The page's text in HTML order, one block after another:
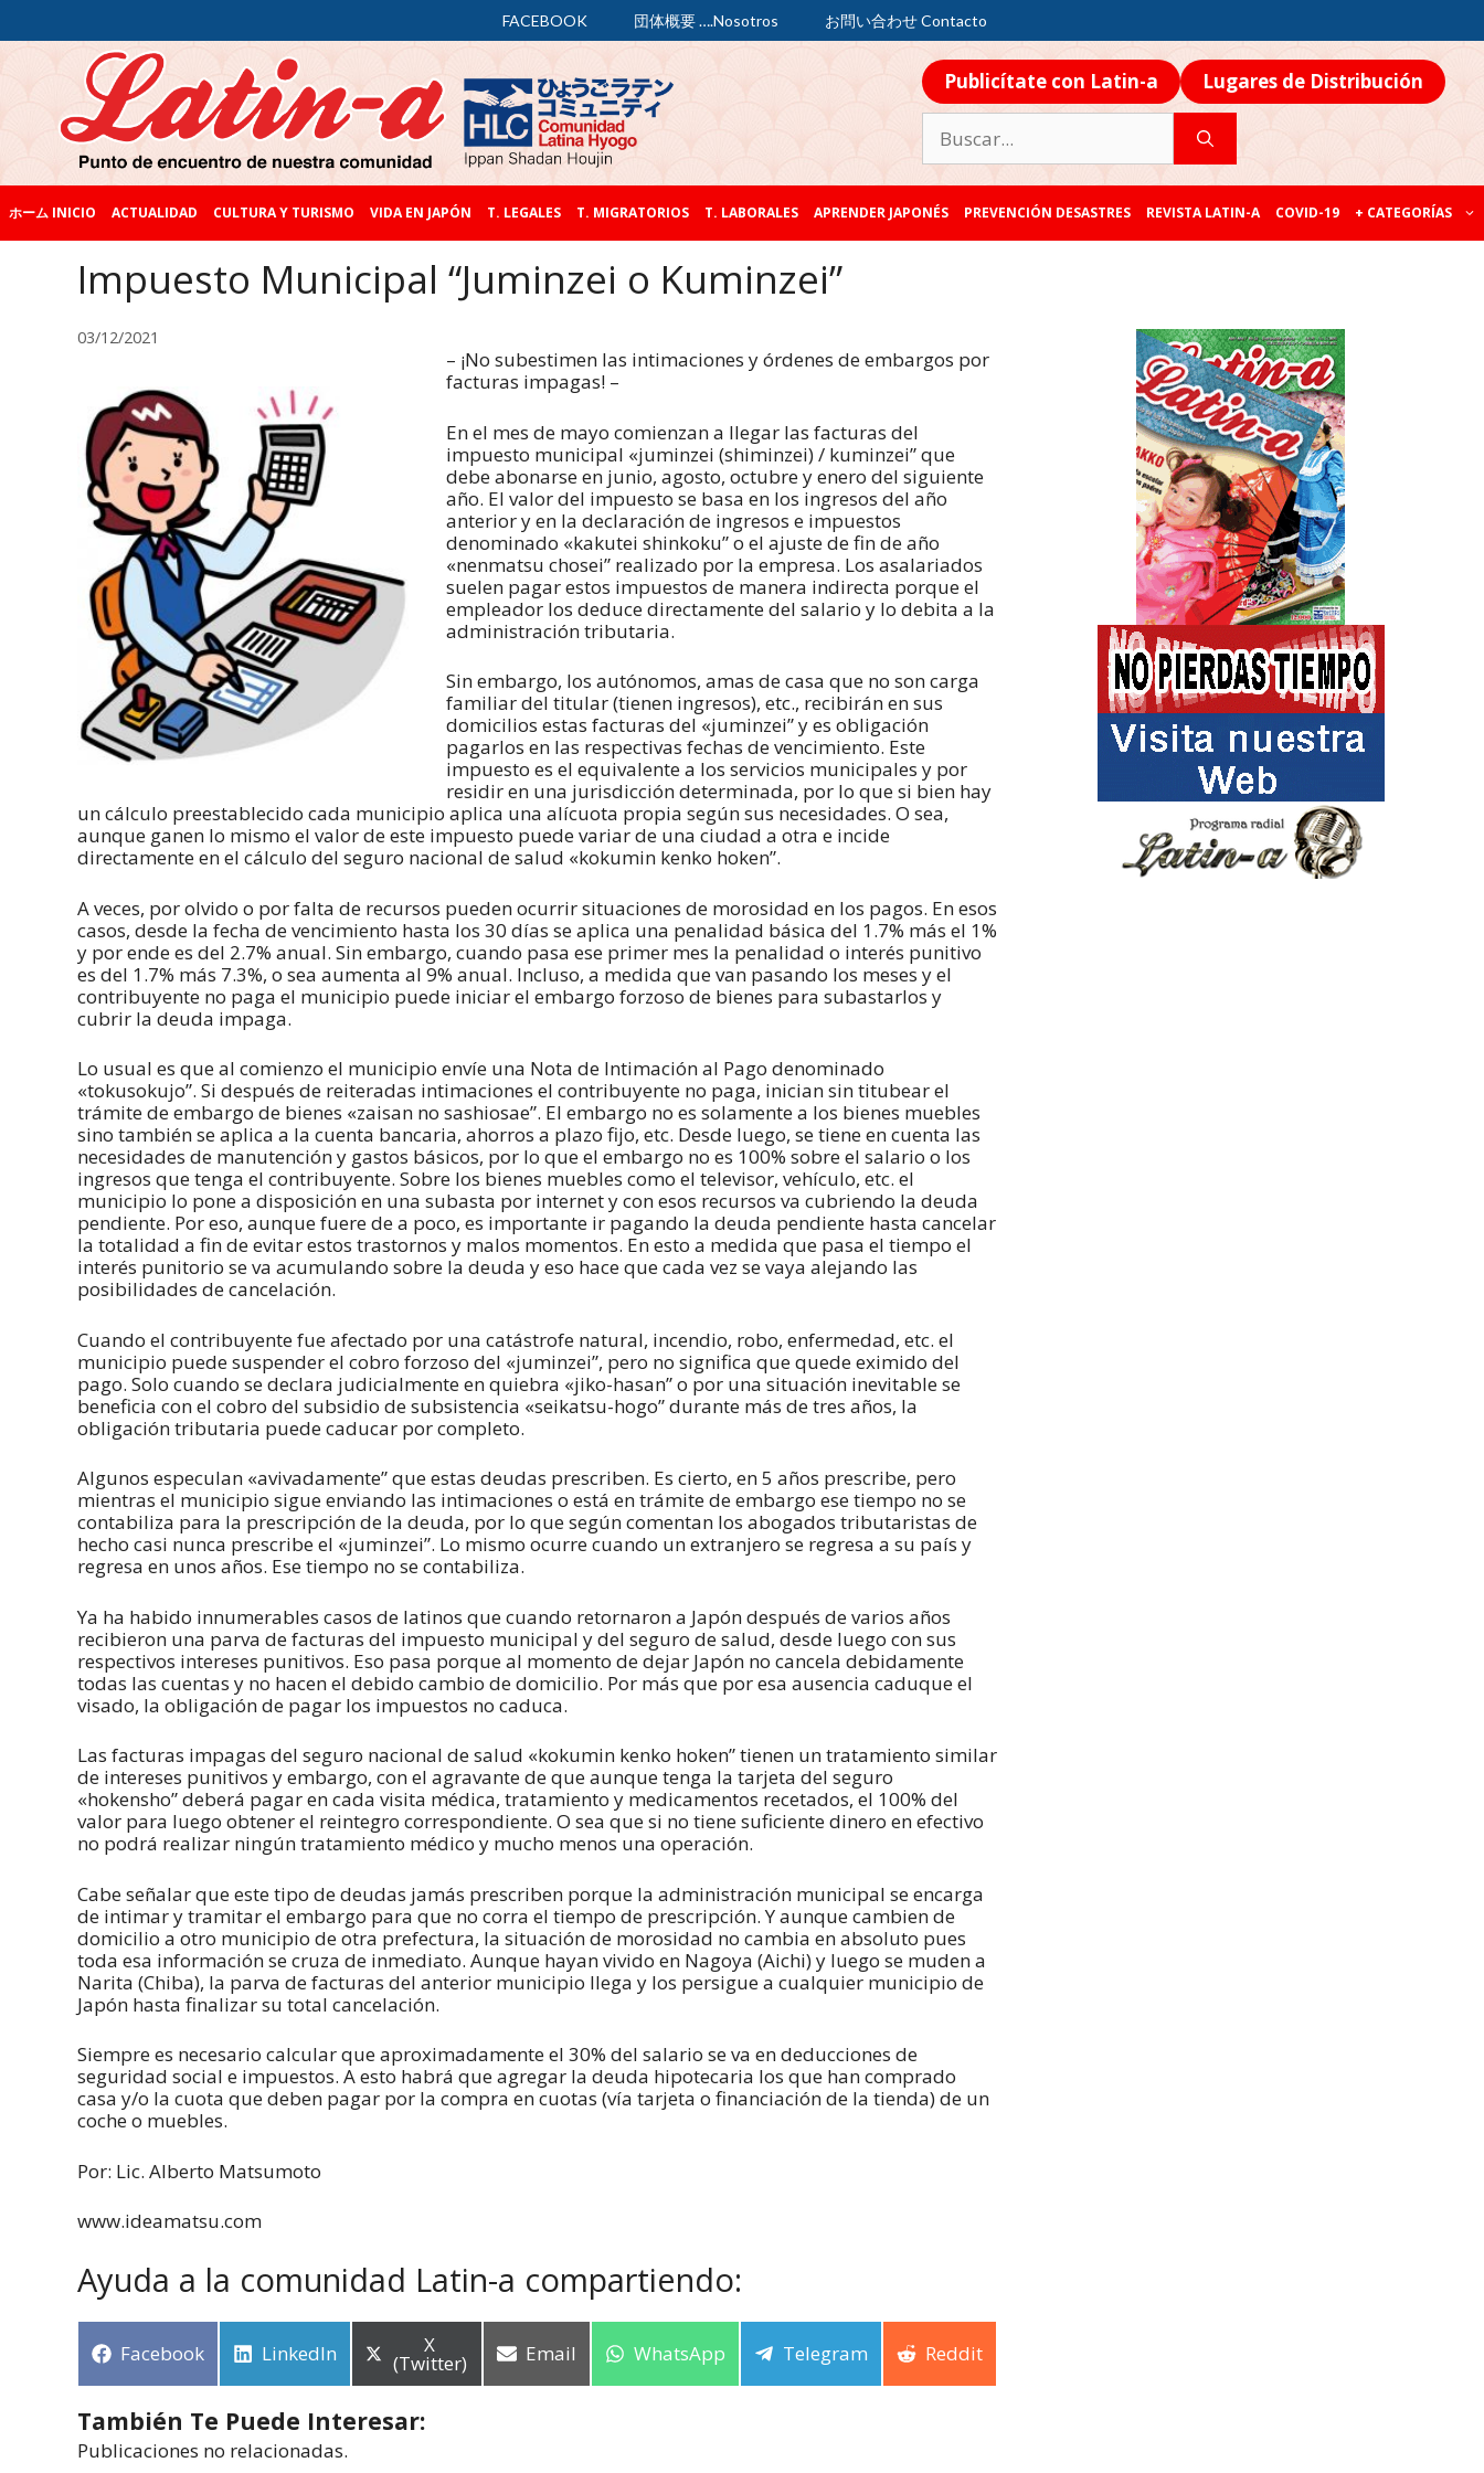
FACEBOOK 団体概要 ….Nosotros お問い合わせ Contacto
Publicítate con Latin-a Lugares de Distribución
ホーム INICIO ACTUALIDAD CULTURA Y TURISMO VIDA EN JAPÓN T. LEGALES T. MIGRATORIOS T. LABORALES APRENDER JAPONÉS PREVENCIÓN DESASTRES REVISTA LATIN-A COVID-19 + CATEGORÍAS
Impuesto Municipal “Juminzei o Kuminzei”
03/12/2021
– ¡No subestimen las intimaciones y órdenes de embargos por
facturas impagas! –
En el mes de mayo comienzan a llegar las facturas del
impuesto municipal «juminzei (shiminzei) / kuminzei” que
debe abonarse en junio, agosto, octubre y enero del siguiente
año. El valor del impuesto se basa en los ingresos del año
anterior y en la declaración de ingresos e impuestos
denominado «kakutei shinkoku” o el ajuste de fin de año
«nenmatsu chosei” realizado por la empresa. Los asalariados
suelen pagar estos impuestos de manera indirecta porque el
empleador los deduce directamente del salario y lo debita a la
administración tributaria.
Sin embargo, los autónomos, amas de casa que no son carga
familiar del titular (tienen ingresos), etc., recibirán en sus
domicilios estas facturas del «juminzei” y es obligación
pagarlos en las respectivas fechas de vencimiento. Este
impuesto es el equivalente a los servicios municipales y por
residir en una jurisdicción determinada, por lo que si bien hay
un cálculo preestablecido cada municipio aplica una alícuota propia según sus necesidades. O sea,
aunque ganen lo mismo el valor de este impuesto puede variar de una ciudad a otra e incide
directamente en el cálculo del seguro nacional de salud «kokumin kenko hoken”.
A veces, por olvido o por falta de recursos pueden ocurrir situaciones de morosidad en los pagos. En esos
casos, desde la fecha de vencimiento hasta los 30 días se aplica una penalidad básica del 1.7% más el 1%
y por ende es del 2.7% anual. Sin embargo, cuando pasa ese primer mes la penalidad o interés punitivo
es del 1.7% más 7.3%, o sea aumenta al 9% anual. Incluso, a medida que van pasando los meses y el
contribuyente no paga el municipio puede iniciar el embargo forzoso de bienes para subastarlos y
cubrir la deuda impaga.
Lo usual es que al comienzo el municipio envíe una Nota de Intimación al Pago denominado
«tokusokujo”. Si después de reiteradas intimaciones el contribuyente no paga, inician sin titubear el
trámite de embargo de bienes «zaisan no sashiosae”. El embargo no es solamente a los bienes muebles
sino también se aplica a la cuenta bancaria, ahorros a plazo fijo, etc. Desde luego, se tiene en cuenta las
necesidades de manutención y gastos básicos, por lo que el embargo no es 100% sobre el salario o los
ingresos que tenga el contribuyente. Sobre los bienes muebles como el televisor, vehículo, etc. el
municipio lo pone a disposición en una subasta por internet y con esos recursos va cubriendo la deuda
pendiente. Por eso, aunque fuere de a poco, es importante ir pagando la deuda pendiente hasta cancelar
la totalidad a fin de evitar estos trastornos y malos momentos. En esto a medida que pasa el tiempo el
interés punitorio se va acumulando sobre la deuda y eso hace que cada vez se vaya alejando las
posibilidades de cancelación.
Cuando el contribuyente fue afectado por una catástrofe natural, incendio, robo, enfermedad, etc. el
municipio puede suspender el cobro forzoso del «juminzei”, pero no significa que quede eximido del
pago. Solo cuando se declara judicialmente en quiebra «jiko-hasan” o por una situación inevitable se
beneficia con el cobro del subsidio de subsistencia «seikatsu-hogo” durante más de tres años, la
obligación tributaria puede caducar por completo.
Algunos especulan «avivadamente” que estas deudas prescriben. Es cierto, en 5 años prescribe, pero
mientras el municipio sigue enviando las intimaciones o está en trámite de embargo ese tiempo no se
contabiliza para la prescripción de la deuda, por lo que según comentan los abogados tributaristas de
hecho casi nunca prescribe el «juminzei”. Lo mismo ocurre cuando un extranjero se regresa a su país y
regresa en unos años. Ese tiempo no se contabiliza.
Ya ha habido innumerables casos de latinos que cuando retornaron a Japón después de varios años
recibieron una parva de facturas del impuesto municipal y del seguro de salud, desde luego con sus
respectivos intereses punitivos. Eso pasa porque al momento de dejar Japón no cancela debidamente
todas las cuentas y no hacen el debido cambio de domicilio. Por más que por esa ausencia caduque el
visado, la obligación de pagar los impuestos no caduca.
Las facturas impagas del seguro nacional de salud «kokumin kenko hoken” tienen un tratamiento similar
de intereses punitivos y embargo, con el agravante de que aunque tenga la tarjeta del seguro
«hokensho” deberá pagar en cada visita médica, tratamiento y medicamentos recetados, el 100% del
valor para luego obtener el reintegro correspondiente. O sea que si no tiene suficiente dinero en efectivo
no podrá realizar ningún tratamiento médico y mucho menos una operación.
Cabe señalar que este tipo de deudas jamás prescriben porque la administración municipal se encarga
de intimar y tramitar el embargo para que no corra el tiempo de prescripción. Y aunque cambien de
domicilio a otro municipio de otra prefectura, la situación de morosidad no cambia en absoluto pues
toda esa información se cruza de inmediato. Aunque hayan vivido en Nagoya (Aichi) y luego se muden a
Narita (Chiba), la parva de facturas del anterior municipio llega y los persigue a cualquier municipio de
Japón hasta finalizar su total cancelación.
Siempre es necesario calcular que aproximadamente el 30% del salario se va en deducciones de
seguridad social e impuestos. A esto habrá que agregar la deuda hipotecaria los que han comprado
casa y/o la cuota que deben pagar por la compra en cuotas (vía tarjeta o financiación de la tienda) de un
coche o muebles.
Por: Lic. Alberto Matsumoto
www.ideamatsu.com
Ayuda a la comunidad Latin-a compartiendo:
Facebook LinkedIn X
(Twitter) Email WhatsApp Telegram Reddit
También Te Puede Interesar:
Publicaciones no relacionadas.